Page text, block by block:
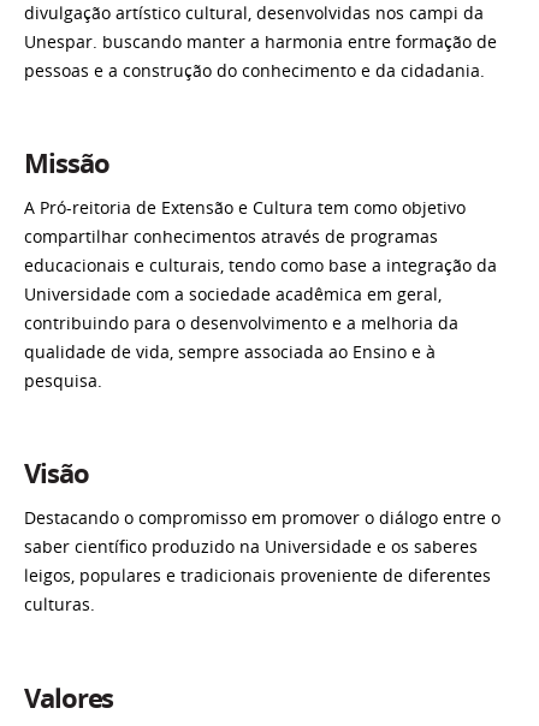
divulgação artístico cultural, desenvolvidas nos campi da
Unespar. buscando manter a harmonia entre formação de
pessoas e a construção do conhecimento e da cidadania.
Missão
A Pró-reitoria de Extensão e Cultura tem como objetivo
compartilhar conhecimentos através de programas
educacionais e culturais, tendo como base a integração da
Universidade com a sociedade acadêmica em geral,
contribuindo para o desenvolvimento e a melhoria da
qualidade de vida, sempre associada ao Ensino e à
pesquisa.
Visão
Destacando o compromisso em promover o diálogo entre o
saber científico produzido na Universidade e os saberes
leigos, populares e tradicionais proveniente de diferentes
culturas.
Valores